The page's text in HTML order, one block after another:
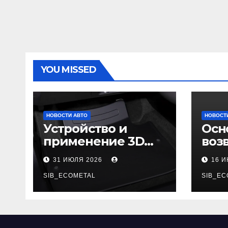
YOU MISSED
НОВОСТИ АВТО
Устройство и
применение 3D
автомобильных
ковриков
31 ИЮЛЯ 2026
SIB_ECOMETAL
16